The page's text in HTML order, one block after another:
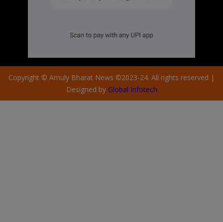
Copyright © Amuly Bharat News ©2023-24. All rights reserved |
Designed by Global Infotech